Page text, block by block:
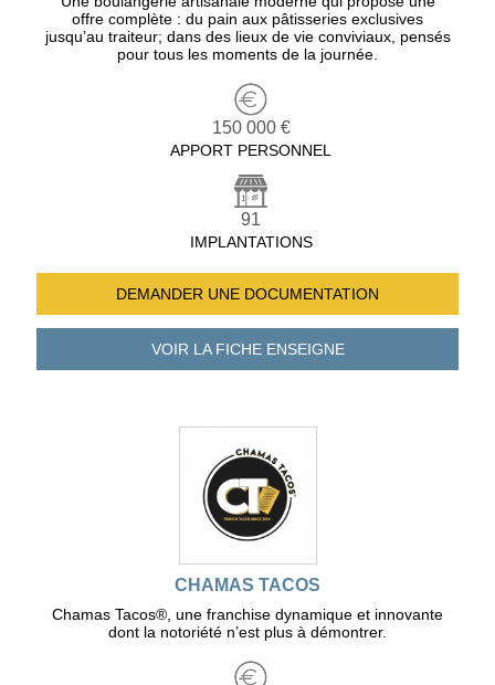
offre complète : du pain aux pâtisseries exclusives
jusqu’au traiteur; dans des lieux de vie conviviaux, pensés
pour tous les moments de la journée.
150 000 €
APPORT PERSONNEL
91
IMPLANTATIONS
DEMANDER UNE DOCUMENTATION
VOIR LA FICHEENSEIGNE
CHAMAS TACOS
Chamas Tacos®️, une franchise dynamique et innovante
dont la notoriété n’est plus à démontrer.